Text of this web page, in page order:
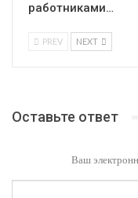
работниками…
PREV NEXT
Оставьте ответ
Ваш